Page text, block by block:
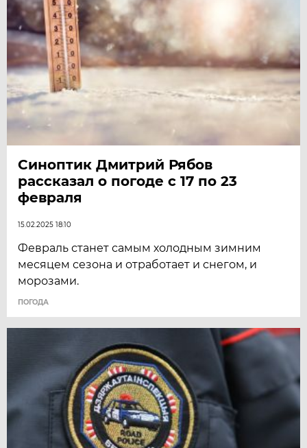
Синоптик Дмитрий Рябов
рассказал о погоде с 17 по 23
февраля
15.02.2025 18:10
Февраль станет самым холодным зимним
месяцем сезона и отработает и снегом, и
морозами.
ПОГОДА